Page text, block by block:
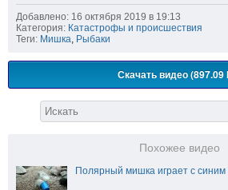
Добавлено: 16 октября 2019 в 19:13
Категория: Катастрофы и происшествия
Теги: Мишка, Рыбаки
Скачать видео (897.09
Похожее видео
Полярный мишка играет с синим